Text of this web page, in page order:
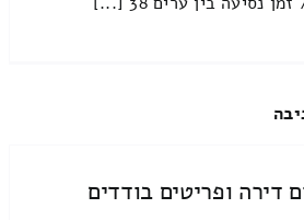
דירה ופריטים בודדים